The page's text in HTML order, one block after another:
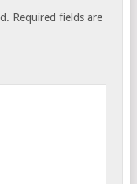
Required fields are